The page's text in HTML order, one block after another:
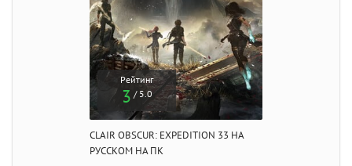
Рейтинг
3 / 5.0
CLAIR OBSCUR: EXPEDITION 33 НА
РУССКОМ НА ПК